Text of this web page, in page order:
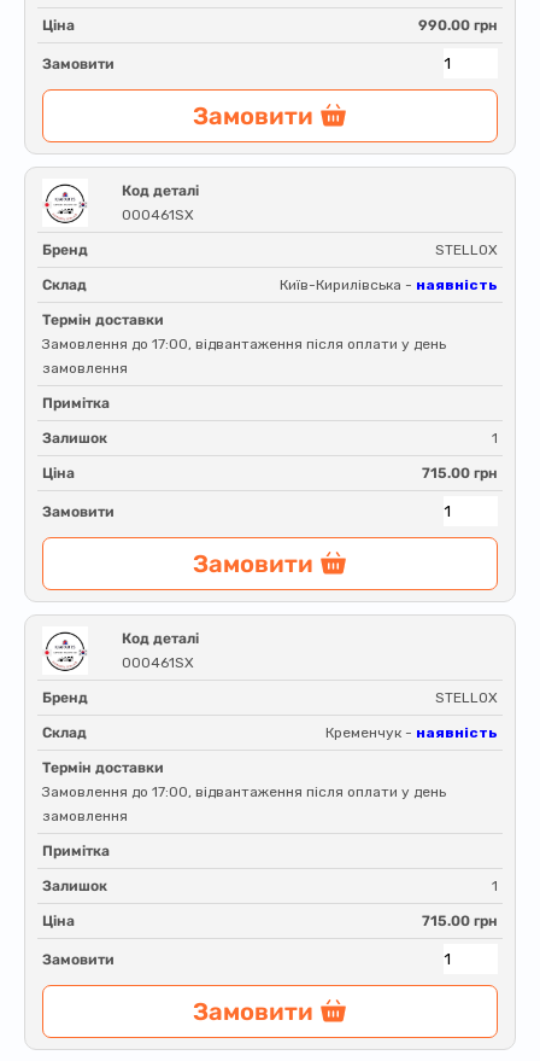
Ціна 990.00 грн
Замовити
Замовити
Код деталі
000461SX
Бренд STELLOX
Склад Київ-Кирилівська - наявність
Термін доставки
Замовлення до 17:00, відвантаження після оплати у день
замовлення
Примітка
Залишок 1
Ціна 715.00 грн
Замовити
Замовити
Код деталі
000461SX
Бренд STELLOX
Склад Кременчук - наявність
Термін доставки
Замовлення до 17:00, відвантаження після оплати у день
замовлення
Примітка
Залишок 1
Ціна 715.00 грн
Замовити
Замовити